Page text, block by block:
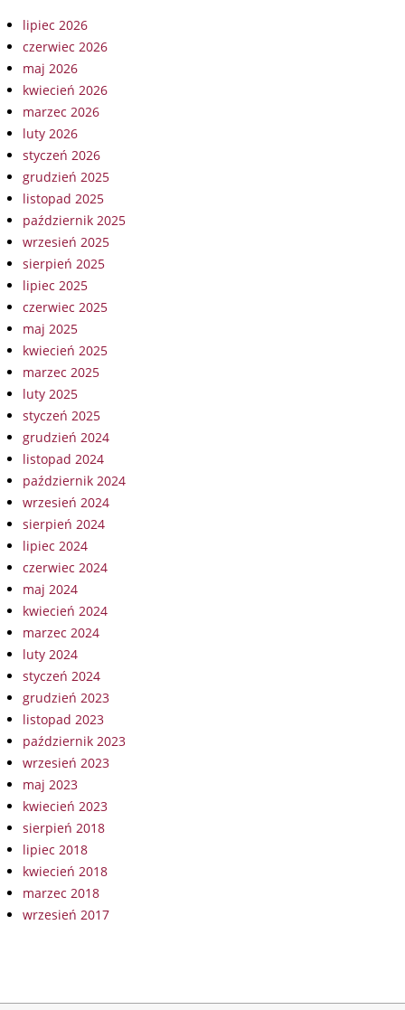
lipiec 2026
czerwiec 2026
maj 2026
kwiecień 2026
marzec 2026
luty 2026
styczeń 2026
grudzień 2025
listopad 2025
październik 2025
wrzesień 2025
sierpień 2025
lipiec 2025
czerwiec 2025
maj 2025
kwiecień 2025
marzec 2025
luty 2025
styczeń 2025
grudzień 2024
listopad 2024
październik 2024
wrzesień 2024
sierpień 2024
lipiec 2024
czerwiec 2024
maj 2024
kwiecień 2024
marzec 2024
luty 2024
styczeń 2024
grudzień 2023
listopad 2023
październik 2023
wrzesień 2023
maj 2023
kwiecień 2023
sierpień 2018
lipiec 2018
kwiecień 2018
marzec 2018
wrzesień 2017